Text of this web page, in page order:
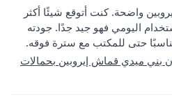
واضحة. كنت أتوقع شيئًا أكثر
اليومي فهو جيد جدًا. جودته
حتى للمكتب مع سترة فوقه.
بني ميدي قماش إيروبين بحمالات